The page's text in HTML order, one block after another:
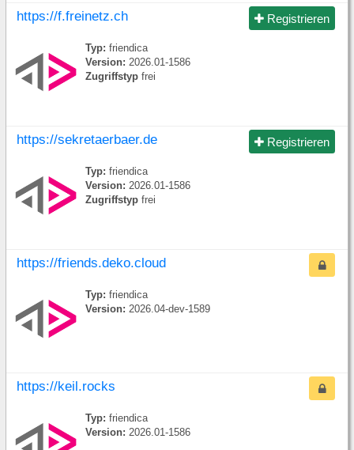
Registrieren
https://f.freinetz.ch
Typ: friendica
Version: 2026.01-1586
Zugriffstyp frei
Registrieren
https://sekretaerbaer.de
Typ: friendica
Version: 2026.01-1586
Zugriffstyp frei
https://friends.deko.cloud
Typ: friendica
Version: 2026.04-dev-1589
https://keil.rocks
Typ: friendica
Version: 2026.01-1586